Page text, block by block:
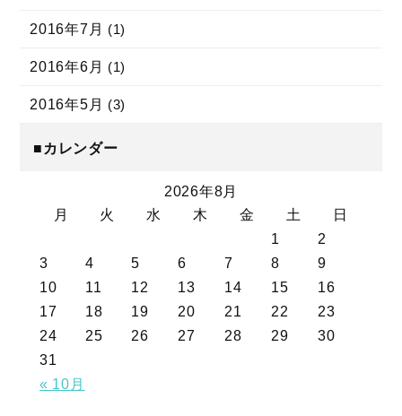
2016年7月 (1)
2016年6月 (1)
2016年5月 (3)
■カレンダー
2026年8月
月
火 水 木 金 土 日
« 10月
1
2
3
4 5 6 7 8
9
10
11 12 13 14 15
16
17
18 19 20 21 22
23
24
25 26 27 28 29
30
31